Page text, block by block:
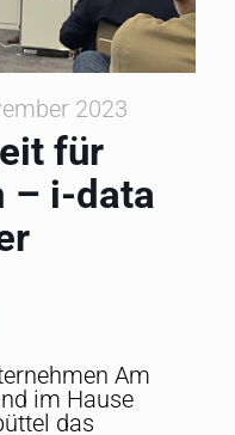
2023
für
– i-data
Am
im Hause
das